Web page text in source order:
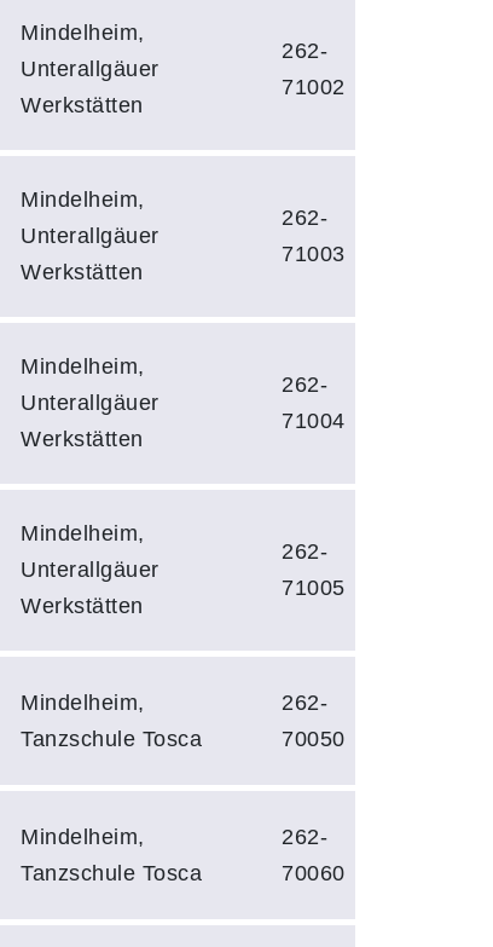
Mindelheim,
Unterallgäuer
Werkstätten
262-
71002
Mindelheim,
Unterallgäuer
Werkstätten
262-
71003
Mindelheim,
Unterallgäuer
Werkstätten
262-
71004
Mindelheim,
Unterallgäuer
Werkstätten
262-
71005
Mindelheim,
Tanzschule Tosca
262-
70050
Mindelheim,
Tanzschule Tosca
262-
70060